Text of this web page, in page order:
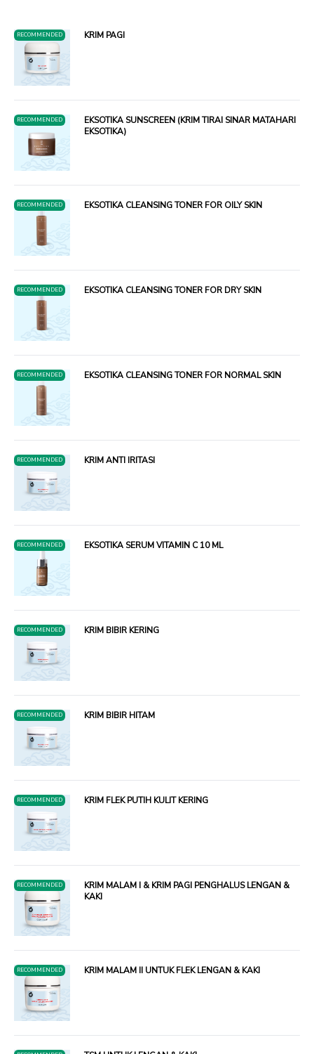
RECOMMENDED KRIM PAGI
RECOMMENDED
EKSOTIKA SUNSCREEN (KRIM TIRAI SINAR MATAHARI
EKSOTIKA)
RECOMMENDED EKSOTIKA CLEANSING TONER FOR OILY SKIN
RECOMMENDED EKSOTIKA CLEANSING TONER FOR DRY SKIN
RECOMMENDED EKSOTIKA CLEANSING TONER FOR NORMAL SKIN
RECOMMENDED KRIM ANTI IRITASI
RECOMMENDED EKSOTIKA SERUM VITAMIN C 10 ML
RECOMMENDED KRIM BIBIR KERING
RECOMMENDED KRIM BIBIR HITAM
RECOMMENDED KRIM FLEK PUTIH KULIT KERING
RECOMMENDED
KRIM MALAM I & KRIM PAGI PENGHALUS LENGAN &
KAKI
RECOMMENDED KRIM MALAM II UNTUK FLEK LENGAN & KAKI